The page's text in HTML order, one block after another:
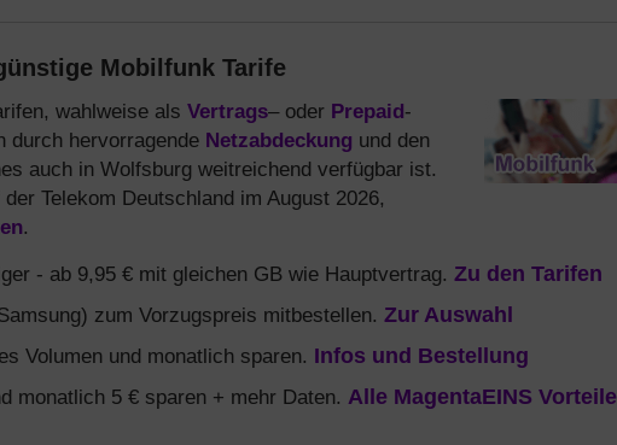
Mobilfunk Tarife
wahlweise als Vertrags– oder Prepaid-
durch hervorragende Netzabdeckung und den
auch in Wolfsburg weitreichend verfügbar ist.
Telekom Deutschland im August 2026,
.
- ab 9,95 € mit gleichen GB wie Hauptvertrag. Zu den Tarifen
zum Vorzugspreis mitbestellen. Zur Auswahl
Volumen und monatlich sparen. Infos und Bestellung
monatlich 5 € sparen + mehr Daten. Alle MagentaEINS Vorteile